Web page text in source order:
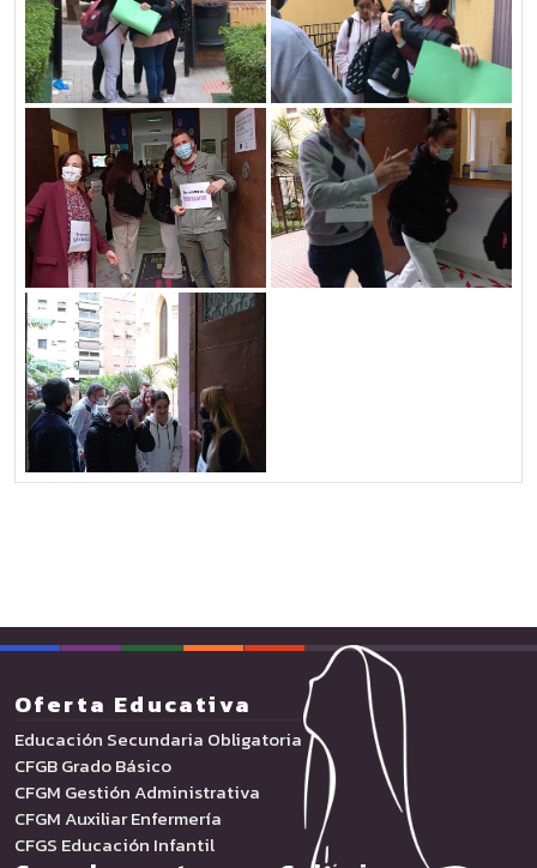
Oferta Educativa
Educación Secundaria Obligatoria
CFGB Grado Básico
CFGM Gestión Administrativa
CFGM Auxiliar Enfermería
CFGS Educación Infantil